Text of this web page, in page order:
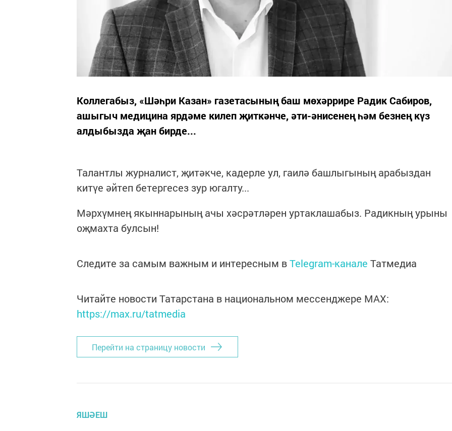
Коллегабыз, «Шәһри Казан» газетасының баш мөхәррире Радик Сабиров,
ашыгыч медицина ярдәме килеп җиткәнче, әти-әнисенең һәм безнең күз
алдыбызда җан бирде...
Талантлы журналист, җитәкче, кадерле ул, гаилә башлыгының арабыздан
китүе әйтеп бетергесез зур югалту...
Мәрхүмнең якыннарының ачы хәсрәтләрен уртаклашабыз. Радикның урыны
оҗмахта булсын!
Следите за самым важным и интересным вTelegram-канале Татмедиа
Читайте новости Татарстана в национальном мессенджере MАХ:
https://max.ru/tatmedia
Перейти на страницу новости
ЯШӘЕШ